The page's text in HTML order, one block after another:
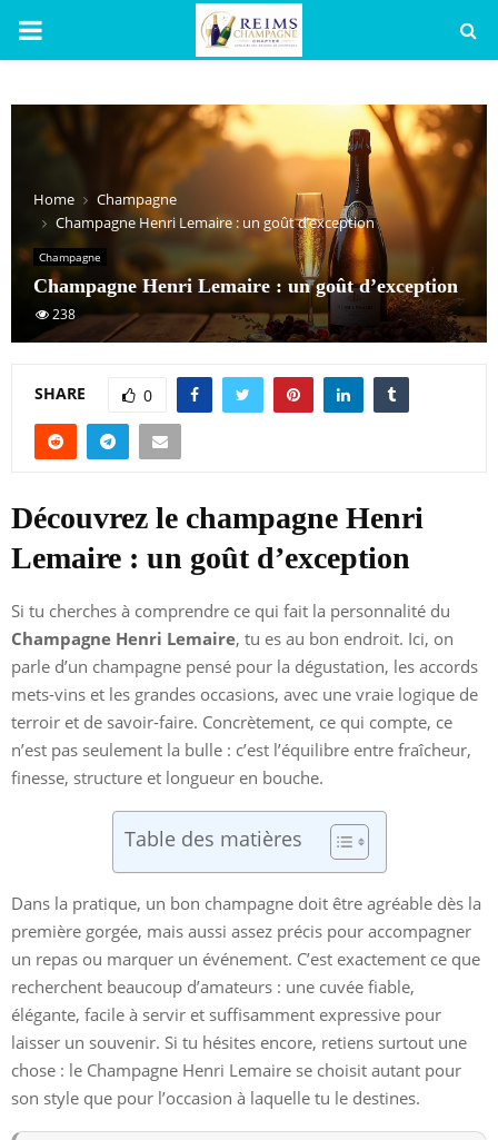
PRIMARY
Home
Champagne
Champagne Henri Lemaire : un goût d’exception
Champagne
Champagne Henri Lemaire : un goût d’exception
238
SHARE 0
Découvrez le champagne Henri
Lemaire : un goût d’exception
Si tu cherches à comprendre ce qui fait la personnalité du
Champagne Henri Lemaire, tu es au bon endroit. Ici, on
parle d’un champagne pensé pour la dégustation, les accords
mets-vins et les grandes occasions, avec une vraie logique de
terroir et de savoir-faire. Concrètement, ce qui compte, ce
n’est pas seulement la bulle : c’est l’équilibre entre fraîcheur,
finesse, structure et longueur en bouche.
Table des matières
Dans la pratique, un bon champagne doit être agréable dès la
première gorgée, mais aussi assez précis pour accompagner
un repas ou marquer un événement. C’est exactement ce que
recherchent beaucoup d’amateurs : une cuvée fiable,
élégante, facile à servir et suffisamment expressive pour
laisser un souvenir. Si tu hésites encore, retiens surtout une
chose : le Champagne Henri Lemaire se choisit autant pour
son style que pour l’occasion à laquelle tu le destines.